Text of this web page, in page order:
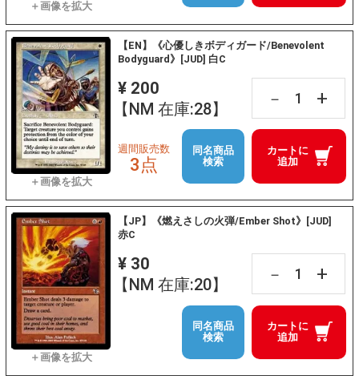
【EN】《心優しきボディガード/Benevolent
Bodyguard》[JUD] 白C
¥ 200
【NM 在庫:28】
－ +
カートに
追加
週間販売数
3点
同名商品
検索
【JP】《燃えさしの火弾/Ember Shot》[JUD]
赤C
¥ 30
【NM 在庫:20】
－ +
カートに
追加
同名商品
検索